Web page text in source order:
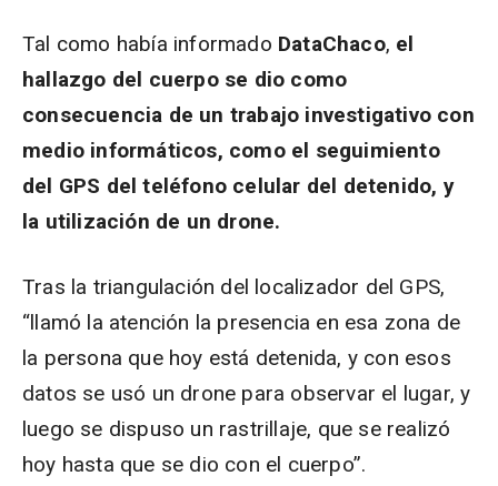
Tal como había informado DataChaco, el
hallazgo del cuerpo se dio como
consecuencia de un trabajo investigativo con
medio informáticos, como el seguimiento
del GPS del teléfono celular del detenido, y
la utilización de un drone.
Tras la triangulación del localizador del GPS,
“llamó la atención la presencia en esa zona de
la persona que hoy está detenida, y con esos
datos se usó un drone para observar el lugar, y
luego se dispuso un rastrillaje, que se realizó
hoy hasta que se dio con el cuerpo”.